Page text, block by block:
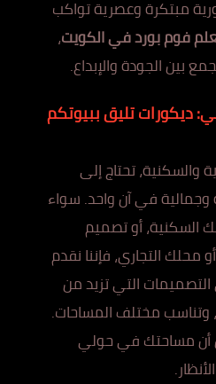
مبتكرة وعصرية تواكب
فوم بورد في الكويت،
بين الجودة والإبداع.
ديكورات تليق ببيوتكم
والسكنية، تحتاج إلى
في آن واحد. سواء
السكنية، أو تصميم
التجاري، فإننا نقدم
التي تزيد من
وتناسب مختلف المساحات.
أن مساحتك في حولي